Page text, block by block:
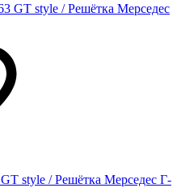
style / Решётка Мерседес Г-